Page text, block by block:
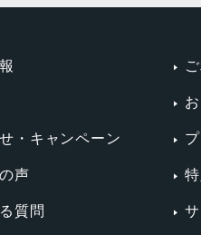
・キャンペーン
声
質問